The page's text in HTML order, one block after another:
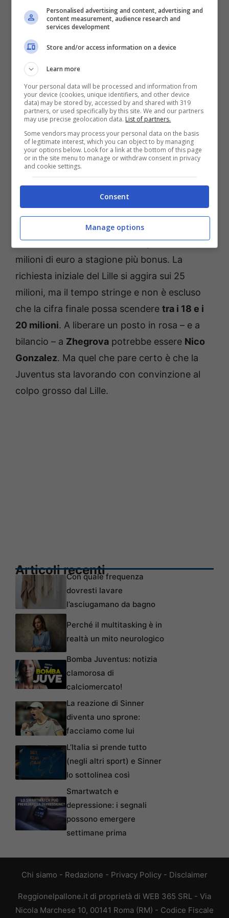
dell’accordo
Vecchia Signorasta facendo davvero sul
serio perEdon Zhegrova. L’esterno kosovaro
è diventato l’obiettivo principale per
completare il reparto offensivo e i bianconeri
sognano di ricreare la coppia vista al Lille con
Jonathan David, formando così un tandem
d’attacco di assoluto livello per la nuova
stagione.
Secondo quanto riportato daTuttosport, i
contatti sarebbero già a buon punto:
l’agente Hasan Çetinkaya sarebbe stato
raggiunto un accordo di massima per un
contratto fino al 2030, con stipendio da 2,5
milioni di euro a stagione più bonus. La
richiesta iniziale del Lille si aggira sui 25
milioni, ma il tempo stringe e non è escluso
che la cifra finale possa scendere tra i 18 e i
20 milioni. A liberare un posto in rosa – e a
bilancio – a Zhegrova potrebbe essere Nico
Gonzalez. Ma quel che pare certo è che la
Juventus sta lavorando con convinzione al
colpo grosso dal Lille.
Articoli recentiCon quale frequenza
dovresti lavare
l’asciugamano da bagno
Perché il multitasking è in
realtà un mito neurologico
Bomba Juventus: notizia
clamorosa di
calciomercato!
La reazione di Sinner
diventa uno sprone:
facciamo come lui
L’Italia si prende tutto
(negli altri sport) e Sinner
lo sottolinea così
Smartwatch e
depressione: i segnali
possono emergere
settimane prima
Chi siamo - Redazione - Privacy Policy - Disclaimer
Reggionelpallone.it di proprietà di WEB 365 SRL - Via
Nicola Marchese 10, 00141 Roma (RM) - Codice Fiscale
Personalised advertising and content, advertising and
content measurement, audience research and
services development
Store and/or access information on a device
Learn more
Your personal data will be processed and information from
your device (cookies, unique identifiers, and other device
data) may be stored by, accessed by and shared with 319
partners, or used specifically by this site. We and our partners
may use precise geolocation data. List of partners.
Some vendors may process your personal data on the basis
of legitimate interest, which you can object to by managing
your options below. Look for a link at the bottom of this page
or in the site menu to manage or withdraw consent in privacy
and cookie settings.
Consent
Manage options